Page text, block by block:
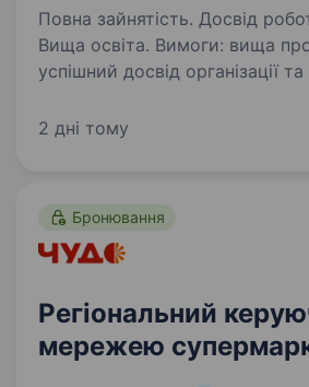
Повна зайнятість. Досвід
Вища освіта. Вимоги: вища профільна освіта
успішний досвід організації
автомобілів глибоке розуміння будови
2 дні тому
Бронювання
Регіональний
мережею